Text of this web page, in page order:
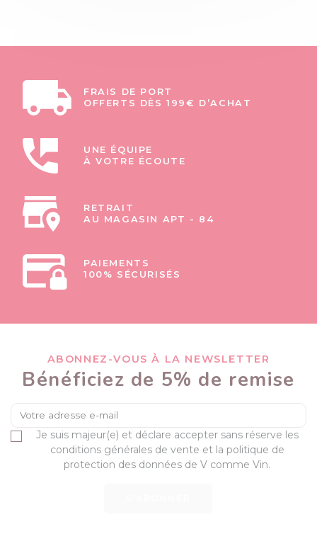
FRAIS DE PORT
OFFERTS DÈS 199€ D’ACHAT
UNE ÉQUIPE
À VOTRE ÉCOUTE
RETRAIT
AU MAGASIN APT - 84
PAIEMENTS
100% SÉCURISÉS
ABONNEZ-VOUS À LA NEWSLETTER
Bénéficiez de 5% de remise
Je suis majeur(e) et déclare accepter sans réserve les
conditions générales de vente et la politique de
protection des données de V comme Vin.